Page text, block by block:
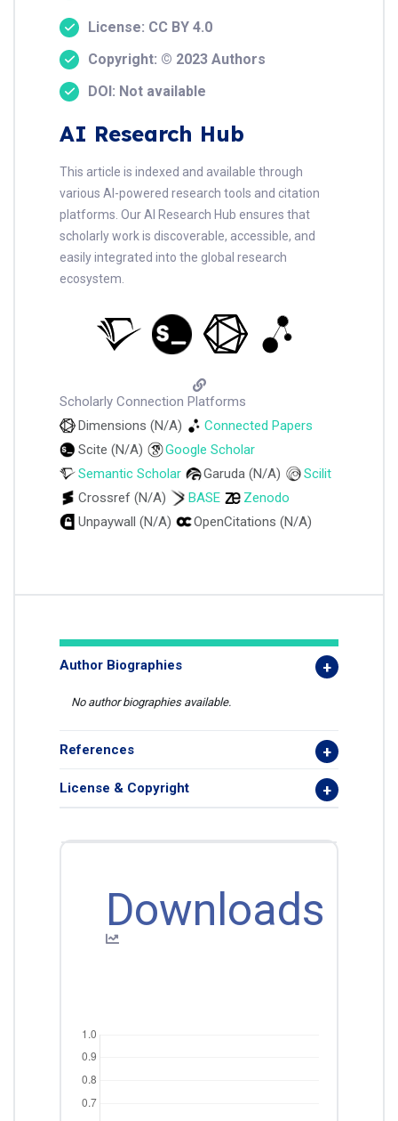
License: CC BY 4.0
Copyright: © 2023 Authors
DOI: Not available
AI Research Hub
This article is indexed and available through
various AI-powered research tools and citation
platforms. Our AI Research Hub ensures that
scholarly work is discoverable, accessible, and
easily integrated into the global research
ecosystem.
Scholarly Connection Platforms
Dimensions (N/A)
Connected Papers
Scite (N/A)
Google Scholar
Semantic Scholar
Garuda (N/A)
Scilit
Crossref (N/A)
BASE
Zenodo
Unpaywall (N/A)
OpenCitations (N/A)
Author Biographies
No author biographies available.
References
License & Copyright
Downloads